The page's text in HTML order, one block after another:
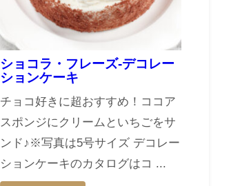
ショコラ・フレーズ-デコレー
ションケーキ
チョコ好きに超おすすめ！ココア
スポンジにクリームといちごをサ
ンド♪※写真は5号サイズ デコレー
ションケーキのカタログはコ ...